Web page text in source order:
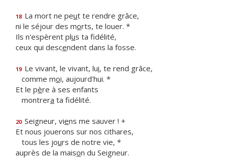
18 La mort ne peut te rendre grâce,
ni le séjour des morts, te louer. *
Ils n'espèrent plus ta fidélité,
ceux qui descendent dans la fosse.
19 Le vivant, le vivant, lui, te rend grâce,
comme moi, aujourd'hui. *
Et le père à ses enfants
montrera ta fidélité.
20 Seigneur, viens me sauver ! +
Et nous jouerons sur nos cithares,
tous les jours de notre vie, *
auprès de la maison du Seigneur.